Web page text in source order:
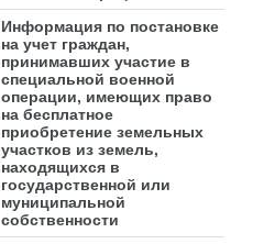
Информация по постановке
на учет граждан,
принимавших участие в
специальной военной
операции, имеющих право
на бесплатное
приобретение земельных
участков из земель,
находящихся в
государственной или
муниципальной
собственности